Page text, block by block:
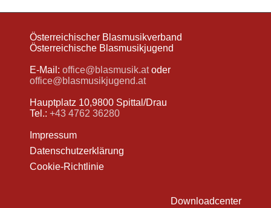
Österreichischer Blasmusikverband
Österreichische Blasmusikjugend
E-Mail: office@blasmusik.atoder
office@blasmusikjugend.at
Hauptplatz 10,9800 Spittal/Drau
Tel.: +43 4762 36280
Impressum
Datenschutzerklärung
Cookie-Richtlinie
Downloadcenter